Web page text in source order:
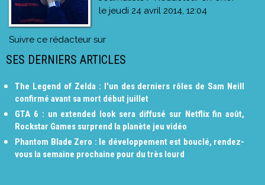
le jeudi 24 avril 2014, 12:04
Suivre ce rédacteur sur
SES DERNIERS ARTICLES
The Legend of Zelda : l'un des derniers rôles de Sam Neill
confirmé avant sa mort début juillet
GTA 6 : un extended look sera diffusé sur Netflix fin août,
Rockstar Games surprend la planète jeu vidéo
Phantom Blade Zero : le développement est bouclé, rendez-
vous la semaine prochaine pour du très lourd